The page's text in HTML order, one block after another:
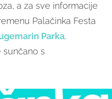
a za sve informacije
Palačinka Festa
Parka.
sunčano s